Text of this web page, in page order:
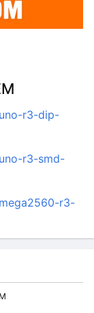
r3-dip-
r3-smd-
r3-